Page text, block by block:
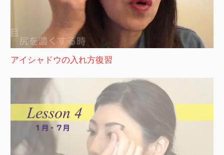
アイシャドウの入れ方復習